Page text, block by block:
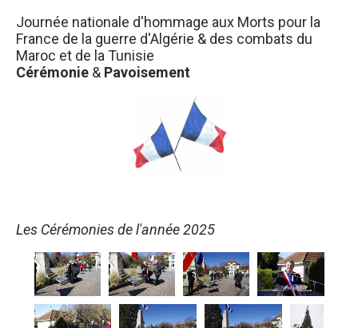
Journée nationale d'hommage aux Morts pour la
France de la guerre d'Algérie & des combats du
Maroc et de la Tunisie
Cérémonie & Pavoisement
Les Cérémonies de l'année 2025